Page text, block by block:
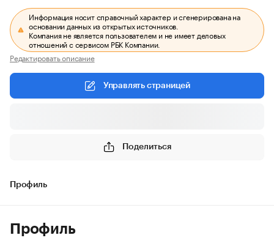
Информация носит справочный характер и сгенерирована на
основании данных из открытых источников.
Компания не является пользователем и не имеет деловых
отношений с сервисом РБК Компании.
Редактировать описание
Управлять страницей
Поделиться
Профиль
Профиль